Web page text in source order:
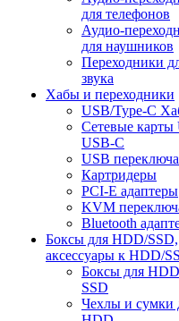
для телефонов
Аудио-
для наушников
Переходники
звука
Хабы и переходники
USB/Type-C
Сетевые карты
USB-C
USB
Картридеры
PCI-E адаптеры
KVM
Bluetooth
Боксы для HDD/SSD,
аксессуары к HDD/
Боксы для
SSD
Чехлы и сумки